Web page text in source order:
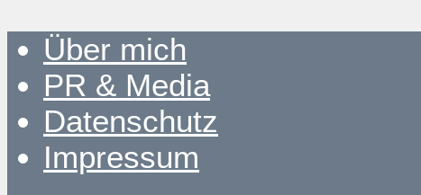
Über mich
PR & Media
Datenschutz
Impressum